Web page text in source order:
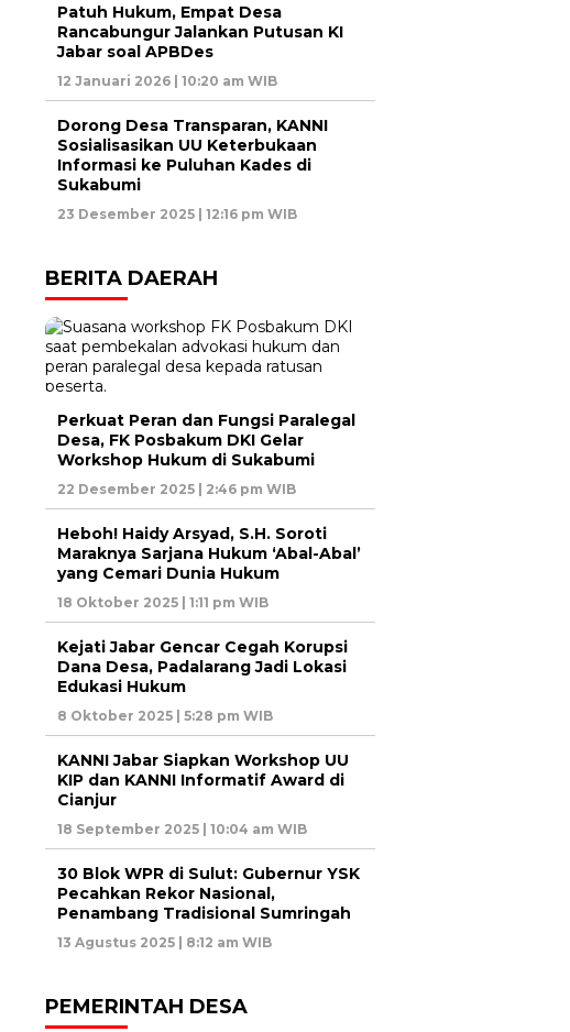
Patuh Hukum, Empat Desa
Rancabungur Jalankan Putusan KI
Jabar soal APBDes
12 Januari 2026 | 10:20 am WIB
Dorong Desa Transparan, KANNI
Sosialisasikan UU Keterbukaan
Informasi ke Puluhan Kades di
Sukabumi
23 Desember 2025 | 12:16 pm WIB
BERITA DAERAH
Perkuat Peran dan Fungsi Paralegal
Desa, FK Posbakum DKI Gelar
Workshop Hukum di Sukabumi
22 Desember 2025 | 2:46 pm WIB
Heboh! Haidy Arsyad, S.H. Soroti
Maraknya Sarjana Hukum ‘Abal-Abal’
yang Cemari Dunia Hukum
18 Oktober 2025 | 1:11 pm WIB
Kejati Jabar Gencar Cegah Korupsi
Dana Desa, Padalarang Jadi Lokasi
Edukasi Hukum
8 Oktober 2025 | 5:28 pm WIB
KANNI Jabar Siapkan Workshop UU
KIP dan KANNI Informatif Award di
Cianjur
18 September 2025 | 10:04 am WIB
30 Blok WPR di Sulut: Gubernur YSK
Pecahkan Rekor Nasional,
Penambang Tradisional Sumringah
13 Agustus 2025 | 8:12 am WIB
PEMERINTAH DESA